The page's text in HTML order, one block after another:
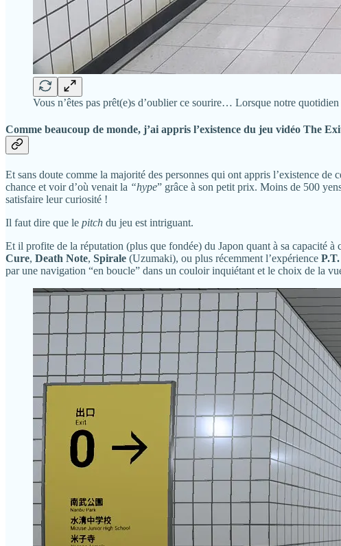
Vous n’êtes pas prêt(e)s d’oublier ce sourire… Lorsque notre
Comme beaucoup de monde, j’ai appris l’existence du jeu vidéo The
Et sans doute comme la majorité des personnes qui ont appris l’existence
chance et voir d’où venait la “hype” grâce à son petit prix. Moins de 500
satisfaire leur curiosité !
Il faut dire que le pitch du jeu est intriguant.
Et il profite de la réputation (plus que fondée) du Japon quant à sa capacité
Cure, Death Note, Spirale (Uzumaki), ou plus récemment l’expérience P.T.
par une navigation “en boucle” dans un couloir inquiétant et le choix de la